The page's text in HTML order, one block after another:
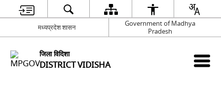
मध्यप्रदेश शासन
Government of Madhya
Pradesh
जिला विदिशा
DISTRICT VIDISHA